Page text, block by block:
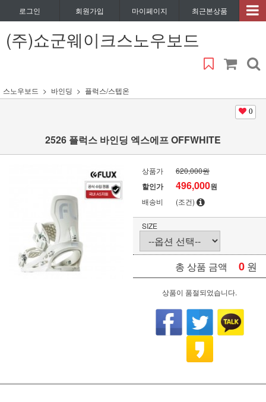
로그인 회원가입 마이페이지 최근본상품
(주)쇼군웨이크스노우보드
스노우보드 바인딩 플럭스/스텝온
0
2526 플럭스 바인딩 엑스에프 OFFWHITE
상품가 620,000원
할인가 496,000원
배송비 (조건)
SIZE
총 상품 금액 0 원
상품이 품절되었습니다.